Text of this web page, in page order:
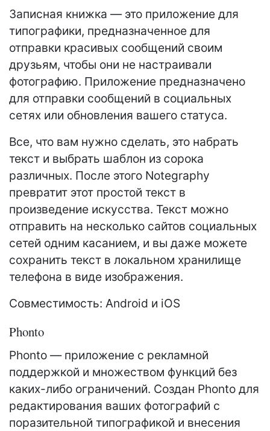
Записная книжка — это приложение для
типографики, предназначенное для
отправки красивых сообщений своим
друзьям, чтобы они не настраивали
фотографию. Приложение предназначено
для отправки сообщений в социальных
сетях или обновления вашего статуса.
Все, что вам нужно сделать, это набрать
текст и выбрать шаблон из сорока
различных. После этого Notegraphy
превратит этот простой текст в
произведение искусства. Текст можно
отправить на несколько сайтов социальных
сетей одним касанием, и вы даже можете
сохранить текст в локальном хранилище
телефона в виде изображения.
Совместимость: Android и iOS
Phonto
Phonto — приложение с рекламной
поддержкой и множеством функций без
каких-либо ограничений. Создан Phonto для
редактирования ваших фотографий с
поразительной типографикой и внесения